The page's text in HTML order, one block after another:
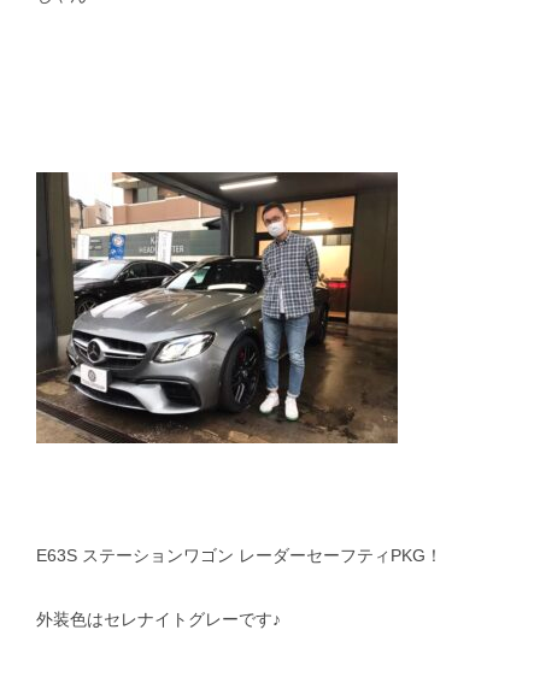
E63S ステーションワゴン レーダーセーフティPKG！
外装色はセレナイトグレーです♪